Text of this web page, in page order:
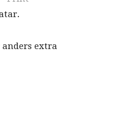
extra